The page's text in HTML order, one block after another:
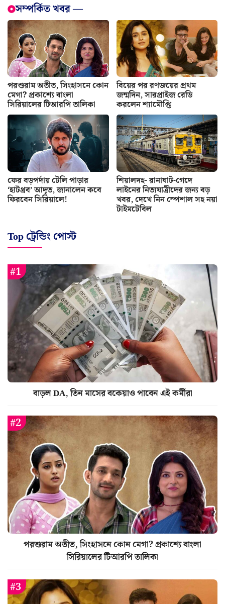
সম্পর্কিত খবর —
পরশুরাম অতীত, সিংহাসনে কোন
মেগা? প্রকাশ্যে বাংলা
সিরিয়ালের টিআরপি তালিকা
বিয়ের পর রণজয়ের প্রথম
জন্মদিন, সারপ্রাইজ রেডি
করলেন শ্যামৌপ্তি
ফের বড়পর্দায় টেলি পাড়ার
‘হাটথ্রব’ আদৃত, জানালেন কবে
ফিরবেন সিরিয়ালে!
শিয়ালদহ- রানাঘাট-গেদে
লাইনের নিত্যযাত্রীদের জন্য বড়
খবর, দেখে নিন স্পেশাল সহ নয়া
টাইমটেবিল
Top ট্রেন্ডিং পোস্ট
বাড়ল DA, তিন মাসের বকেয়াও পাবেন এই কর্মীরা
পরশুরাম অতীত, সিংহাসনে কোন মেগা? প্রকাশ্যে বাংলা
সিরিয়ালের টিআরপি তালিকা